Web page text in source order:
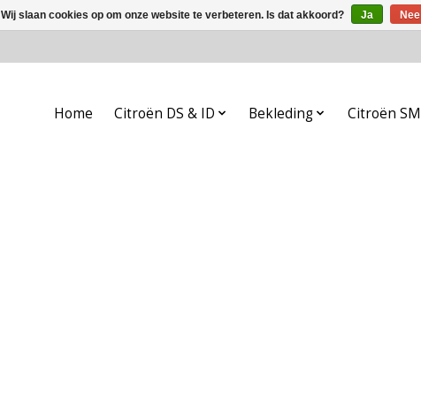
Home Citroën DS & ID Bekleding Citroën SM
Wij slaan cookies op om onze website te verbeteren. Is dat akkoord? Ja Nee